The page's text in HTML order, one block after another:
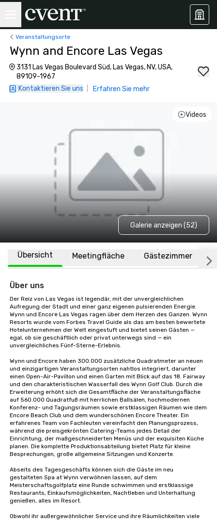
Veranstaltungsorte
Wynn and Encore Las Vegas
3131 Las Vegas Boulevard Süd, Las Vegas, NV, USA,
89109-1967
Kontaktieren Sie uns
Erfahren Sie mehr
Videos
Galerie anzeigen (52)
Übersicht Meetingfläche Gästezimmer
Über uns
Der Reiz von Las Vegas ist legendär, mit der unvergleichlichen
Aufregung der Stadt und einer ganz eigenen pulsierenden Energie.
Wynn und Encore Las Vegas ragen über dem Herzen des Ganzen. Wynn
Resorts wurde vom Forbes Travel Guide als das am besten bewertete
Hotelunternehmen der Welt eingestuft und bietet seinen Gästen —
egal, ob sie geschäftlich oder privat unterwegs sind — ein
unvergleichliches Fünf-Sterne-Erlebnis.
Wynn und Encore haben 300.000 zusätzliche Quadratmeter an neuen
und einzigartigen Veranstaltungsorten nahtlos integriert, darunter
einen Open-Air-Pavillon und einen Garten mit Blick auf das 18. Fairway
und den charakteristischen Wasserfall des Wynn Golf Club. Durch die
Erweiterung erhöht sich die Gesamtfläche der Veranstaltungsfläche
auf 560.000 Quadratfuß mit herrlichen Ballsälen, hochmodernen
Konferenz- und Tagungsräumen sowie erstklassigen Räumen wie dem
Encore Beach Club und dem wunderschönen Encore Theater. Ein
erfahrenes Team von Fachleuten vereinfacht den Planungsprozess,
während die preisgekrönten Catering-Teams jedes Detail der
Einrichtung, der maßgeschneiderten Menüs und der exquisiten Küche
planen. Die komplette Produktionsabteilung bietet Platz für kleine
Besprechungen, große allgemeine Sitzungen und Konzerte.
Abseits des Tagesgeschäfts können sich die Gäste im neu
gestalteten Spa at Wynn verwöhnen lassen, auf dem
Meisterschaftsgolfplatz eine Runde schwimmen und erstklassige
Restaurants, Einkaufsmöglichkeiten, Nachtleben und Unterhaltung
genießen, alles im Resort.
Obwohl ihr außergewöhnlicher Service und ihre Räumlichkeiten viele